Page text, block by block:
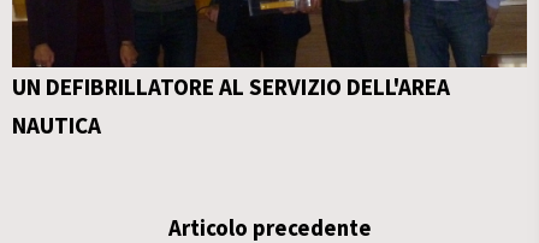
UN DEFIBRILLATORE AL SERVIZIO DELL'AREA
NAUTICA
Articolo precedente